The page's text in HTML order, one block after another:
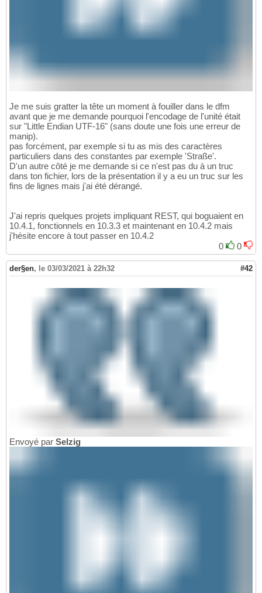
Je me suis gratter la tête un moment à fouiller dans le dfm
avant que je me demande pourquoi l'encodage de l'unité était
sur "Little Endian UTF-16" (sans doute une fois une erreur de
manip).
pas forcément, par exemple si tu as mis des caractères
particuliers dans des constantes par exemple 'Straße'.
D'un autre côté je me demande si ce n'est pas du à un truc
dans ton fichier, lors de la présentation il y a eu un truc sur les
fins de lignes mais j'ai été dérangé.
J'ai repris quelques projets impliquant REST, qui boguaient en
10.4.1, fonctionnels en 10.3.3 et maintenant en 10.4.2 mais
j'hésite encore à tout passer en 10.4.2
0
0
der§en, le 03/03/2021 à 22h32 #42
Envoyé par Selzig